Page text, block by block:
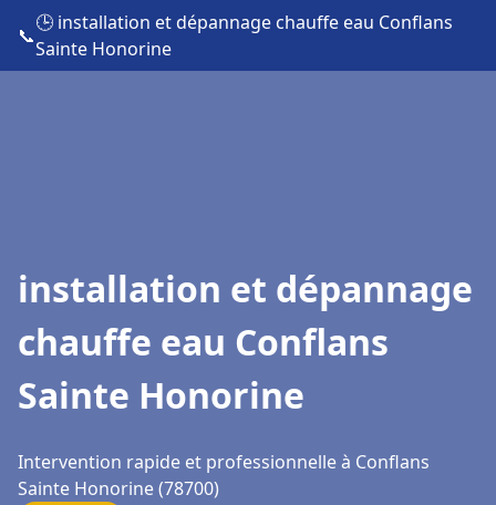
📞
🕒 installation et dépannage chauffe eau Conflans
Sainte Honorine
installation et dépannage
chauffe eau Conflans
Sainte Honorine
Intervention rapide et professionnelle à Conflans
Sainte Honorine (78700)